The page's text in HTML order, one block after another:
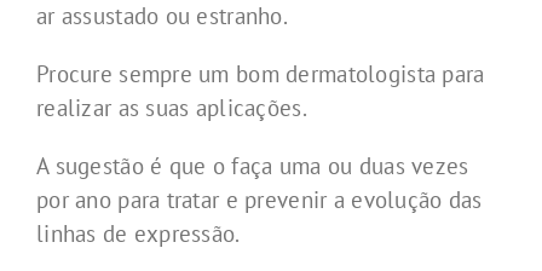
ar assustado ou estranho.
Procure sempre um bom dermatologista para
realizar as suas aplicações.
A sugestão é que o faça uma ou duas vezes
por ano para tratar e prevenir a evolução das
linhas de expressão.